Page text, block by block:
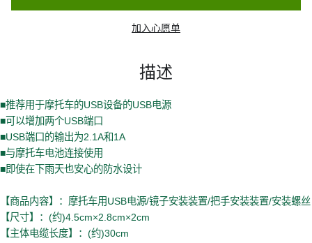
加入心愿单
描述
■推荐用于摩托车的USB设备的USB电源
■可以增加两个USB端口
■USB端口的输出为2.1A和1A
■与摩托车电池连接使用
■即使在下雨天也安心的防水设计
【商品内容】：摩托车用USB电源/镜子安装装置/把手安装装置/安装螺丝
【尺寸】：(约)4.5cm×2.8cm×2cm
【主体电缆长度】：(约)30cm